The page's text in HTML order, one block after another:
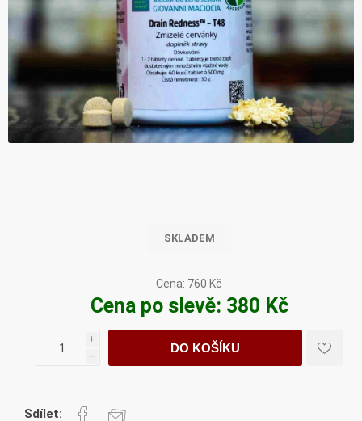
SKLADEM
Cena: 760 Kč
Cena po slevě: 380 Kč
i
h
DO KOŠÍKU
Sdílet: